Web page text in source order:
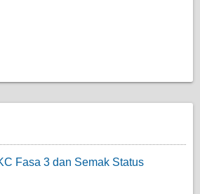
Fasa 3 dan Semak Status